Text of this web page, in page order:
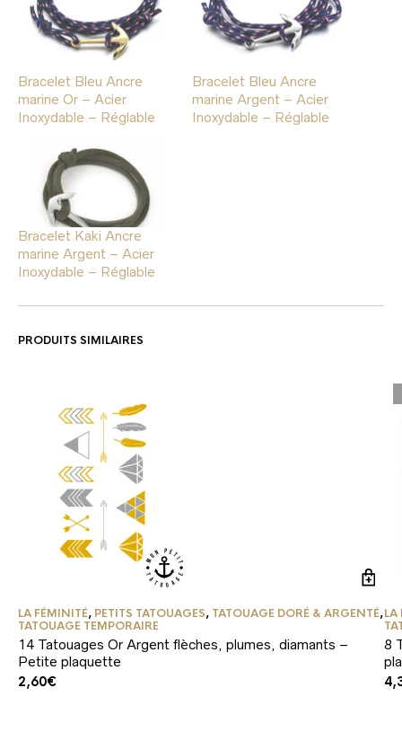
Bracelet Bleu Ancre
marine Or – Acier
Inoxydable – Réglable
Bracelet Bleu Ancre
marine Argent – Acier
Inoxydable – Réglable
Bracelet Kaki Ancre
marine Argent – Acier
Inoxydable – Réglable
PRODUITS SIMILAIRES
LA FÉMINITÉ, PETITS TATOUAGES, TATOUAGE DORÉ & ARGENTÉ,
TATOUAGE TEMPORAIRE
14 Tatouages Or Argent flèches, plumes, diamants –
Petite plaquette
2,60€
LA
8